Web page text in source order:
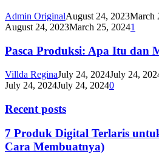
Admin OriginalAugust 24, 2023March
August 24, 2023March 25, 20241
Pasca Produksi: Apa Itu dan
Villda ReginaJuly 24, 2024July 24,
July 24, 2024July 24, 20240
Recent posts
7 Produk Digital Terlaris
Cara Membuatnya)